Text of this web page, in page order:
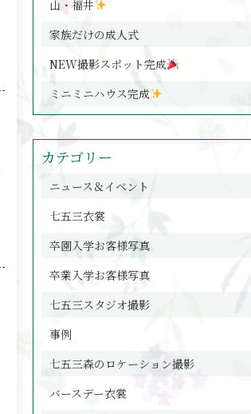
山・福井
家族だけの成人式
NEW撮影スポット完成
ミニミニハウス完成
カテゴリー
ニュース＆イベント
七五三衣裳
卒園入学お客様写真
卒業入学お客様写真
七五三スタジオ撮影
事例
七五三森のロケーション撮影
バースデー衣裳